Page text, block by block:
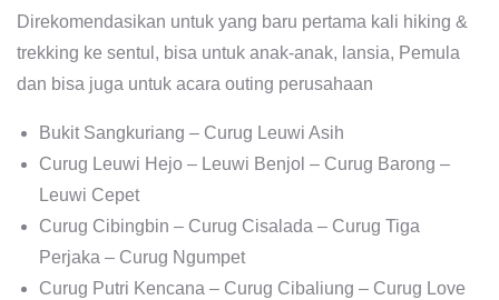
Direkomendasikan untuk yang baru pertama kali hiking &
trekking ke sentul, bisa untuk anak-anak, lansia, Pemula
dan bisa juga untuk acara outing perusahaan
Bukit Sangkuriang – Curug Leuwi Asih
Curug Leuwi Hejo – Leuwi Benjol – Curug Barong –
Leuwi Cepet
Curug Cibingbin – Curug Cisalada – Curug Tiga
Perjaka – Curug Ngumpet
Curug Putri Kencana – Curug Cibaliung – Curug Love